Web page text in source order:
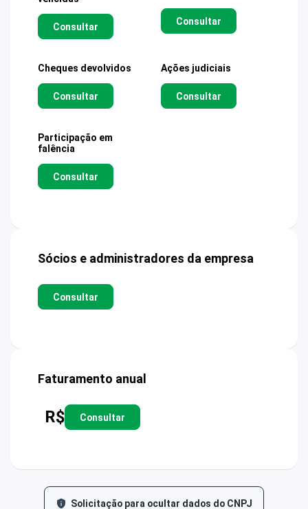
Consultar Consultar
Cheques devolvidos
Consultar
Ações judiciais
Consultar
Participação em
falência
Consultar
Sócios e administradores da empresa
Consultar
Faturamento anual
R$ Consultar
Solicitação para ocultar dados do CNPJ